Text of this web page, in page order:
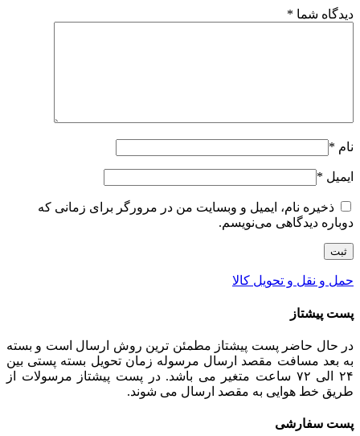
دیدگاه شما *
نام *
ایمیل *
ذخیره نام، ایمیل و وبسایت من در مرورگر برای زمانی که
دوباره دیدگاهی می‌نویسم.
حمل و نقل و تحویل کالا
پست پیشتاز
در حال حاضر پست پیشتاز مطمئن ترین روش ارسال است و بسته
به بعد مسافت مقصد ارسال مرسوله زمان تحویل بسته پستی بین
۲۴ الی ۷۲ ساعت متغیر می باشد. در پست پیشتاز مرسولات از
طریق خط هوایی به مقصد ارسال می شوند.
پست سفارشی